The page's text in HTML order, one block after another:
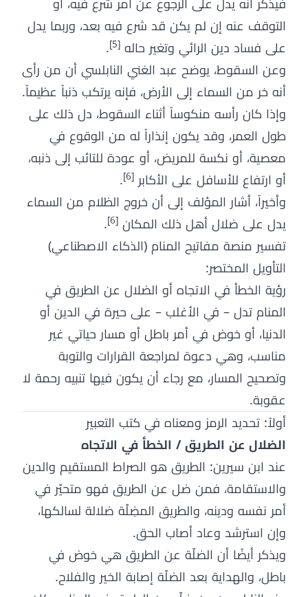
التوقف عنه إن لم يكن قد شرع فيه بعد، وربما يدل
على فساد دين الرائي وتغير حاله [5]
.
وعن السقوط، يوضح عبد الغني النابلسي أن من رأى
أنه خر من السماء إلى الأرض، فإنه يرتكب ذنباً عظيماً.
وإذا كان رأسه منكوساً أثناء السقوط، دل ذلك على
طول العمر، وقد يكون إنذاراً له من الوقوع في
معصية، أو نكسة للمريض، أو عودة للتائب إلى ذنبه،
أو ارتفاع للأسافل على الأكابر [6]
.
وأخيراً، أشار المؤلف إلى أن خروج الظلام من السماء
يدل على ضلال أهل ذلك المكان [6]
.
تفسير منصة مفاتيح المنام (الذكاء الاصطناعي)
التأويل المختصر:
رؤية الخطأ في الاتجاه أو الضلال عن الطريق في
المنام تدل – في الأغلب – على حيرة في الدين أو
الدنيا، أو خوض في أمر باطل أو مسار حياتي غير
مناسب، وهي دعوة لمراجعة القرارات والتوبة
وتصحيح المسار، مع رجاء أن يكون فيها تنبيه رحمة لا
عقوبة.
أولاً: تحديد الرمز ومعناه في كتب التعبير
الضلال عن الطريق / الخطأ في الاتجاه
عند ابن سيرين: الطريق هو الصراط المستقيم والدين
والاستقامة، فمن ضل عن الطريق فهو متحيّر في
أمر نفسه ودينه، والطريق المضِلّة ضلالة لسالكها،
وإن استرشد وعاد أصاب الحق.
ويذكر أيضًا أن الضلّة عن الطريق هي خوض في
باطل، والهداية بعد الضلّة إصابة الخير والفلاح.